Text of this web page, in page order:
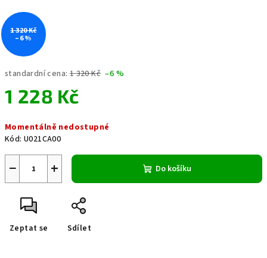
standardní cena: 1 320 Kč –6 %
1 228 Kč
cena:
Momentálně nedostupné
Kód: U021CA00
+
− Do košíku
Zeptat se Sdílet
1 320 Kč
–6 %